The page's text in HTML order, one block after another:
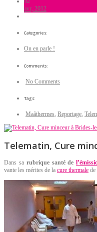
avr, 2012
Categories:
On en parle !
Comments:
No Comments
Tags:
Maâthermes, Reportage,
Telematin, Cure
Dans sa rubrique santé de
vante les mérites de la cure thermale de